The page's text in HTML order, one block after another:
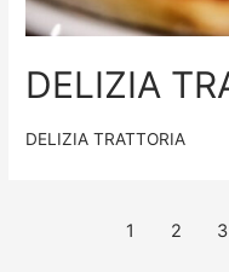
DELIZIA
DELIZIA TRATTORIA
1 2 3